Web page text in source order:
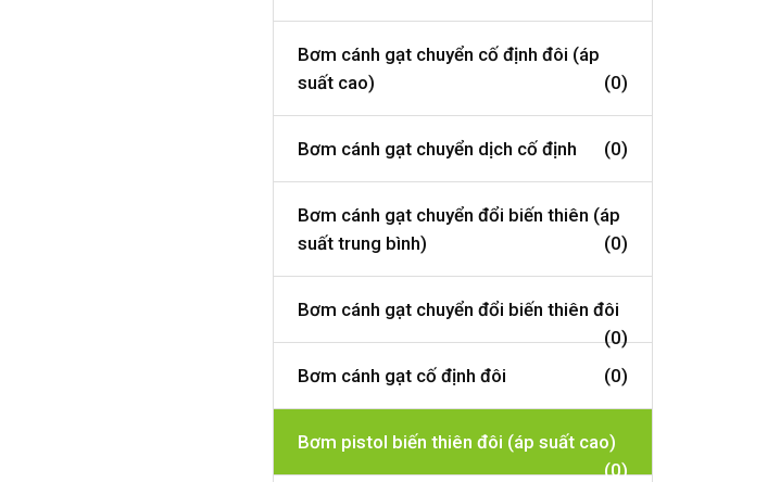
Bơm cánh gạt chuyển cố định đôi (áp
suất cao)
(0)
Bơm cánh gạt chuyển dịch cố định (0)
Bơm cánh gạt chuyển đổi biến thiên (áp
suất trung bình)
(0)
Bơm cánh gạt chuyển đổi biến thiên đôi
(0)
Bơm cánh gạt cố định đôi
(0)
Bơm pistol biến thiên đôi (áp suất cao)
(0)